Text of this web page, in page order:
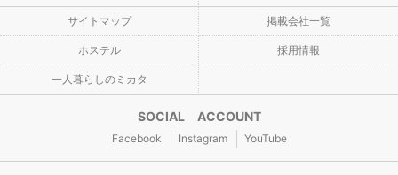
サイトマップ 掲載会社一覧
ホステル 採用情報
一人暮らしのミカタ
SOCIAL ACCOUNT
Facebook Instagram YouTube